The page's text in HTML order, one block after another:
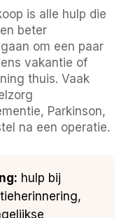
is alle hulp die
beter
om een paar
vakantie of
thuis. Vaak
Parkinson,
na een operatie.
hulp bij